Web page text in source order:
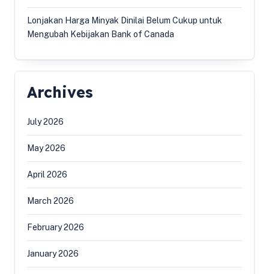
Lonjakan Harga Minyak Dinilai Belum Cukup untuk
Mengubah Kebijakan Bank of Canada
Archives
July 2026
May 2026
April 2026
March 2026
February 2026
January 2026